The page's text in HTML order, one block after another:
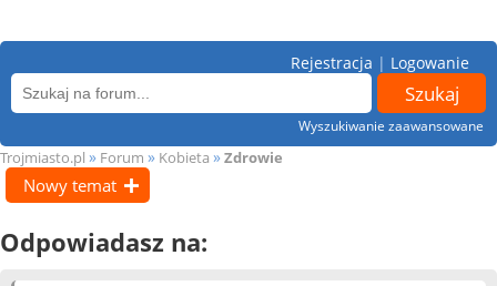
Wyszukiwanie zaawansowane
Rejestracja | Logowanie
Trojmiasto.pl » Forum » Kobieta » Zdrowie
Nowy temat
Odpowiadasz na: